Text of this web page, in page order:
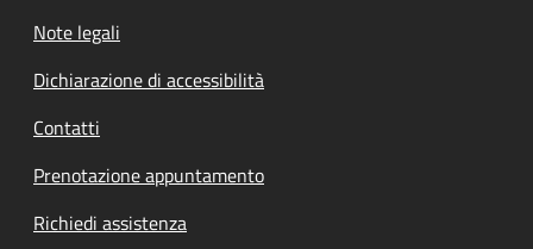
Note legali
Dichiarazione di accessibilità
Contatti
Prenotazione appuntamento
Richiedi assistenza